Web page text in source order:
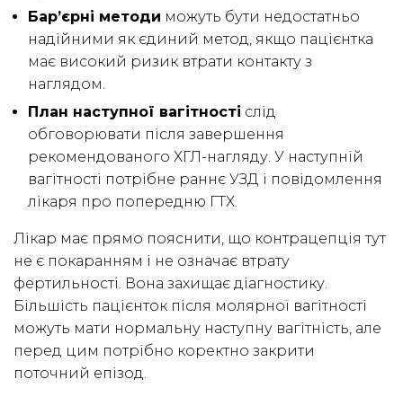
Бар’єрні методи можуть бути недостатньо
надійними як єдиний метод, якщо пацієнтка
має високий ризик втрати контакту з
наглядом.
План наступної вагітності слід
обговорювати після завершення
рекомендованого ХГЛ-нагляду. У наступній
вагітності потрібне раннє УЗД і повідомлення
лікаря про попередню ГТХ.
Лікар має прямо пояснити, що контрацепція тут
не є покаранням і не означає втрату
фертильності. Вона захищає діагностику.
Більшість пацієнток після молярної вагітності
можуть мати нормальну наступну вагітність, але
перед цим потрібно коректно закрити
поточний епізод.